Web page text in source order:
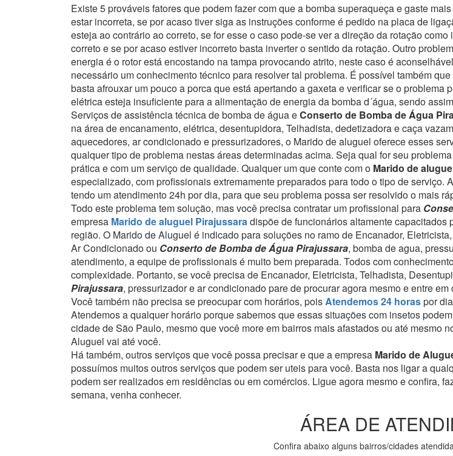
Existe 5 prováveis fatores que podem fazer com que a bomba superaqueça e gaste
estar incorreta, se por acaso tiver siga as instruções conforme é pedido na placa de
esteja ao contrário ao correto, se for esse o caso pode-se ver a direção da rotação
correto e se por acaso estiver incorreto basta inverter o sentido da rotação. Outro
energia é o rotor está encostando na tampa provocando atrito, neste caso é
necessário um conhecimento técnico para resolver tal problema. É possível também
basta afrouxar um pouco a porca que está apertando a gaxeta e verificar se o
elétrica esteja insuficiente para a alimentação de energia da bomba d´água, sendo
Serviços de assistência técnica de bomba de água eConserto de Bomba de Água
na área de encanamento, elétrica, desentupidora, Telhadista, dedetizadora e caça
aquecedores, ar condicionado e pressurizadores, o Marido de aluguel oferece esses
qualquer tipo de problema nestas áreas determinadas acima. Seja qual for seu
prática e com um serviço de qualidade. Qualquer um que conte com o Marido de
especializado, com profissionais extremamente preparados para todo o tipo de serviço.
tendo um atendimento 24h por dia, para que seu problema possa ser resolvido o mais
Todo este problema tem solução, mas você precisa contratar um profissional para
empresa Marido de aluguel Pirajussaradispõe de funcionários altamente
região. O Marido de Aluguel é indicado para soluções no ramo de Encanador,
Ar Condicionado ou Conserto de Bomba de Água Pirajussara, bomba de agua,
atendimento, a equipe de profissionais é muito bem preparada. Todos com
complexidade. Portanto, se você precisa de Encanador, Eletricista, Telhadista,
Pirajussara, pressurizador e ar condicionado pare de procurar agora mesmo e entre
Você também não precisa se preocupar com horários, poisAtendemos 24 horaspor
Atendemos a qualquer horário porque sabemos que essas situações com insetos
cidade de São Paulo, mesmo que você more em bairros mais afastados ou até mesmo
Aluguel vai até você.
Há também, outros serviços que você possa precisar e que a empresa Marido de
possuímos muitos outros serviços que podem ser uteis para você. Basta nos ligar a
podem ser realizados em residências ou em comércios. Ligue agora mesmo e confira,
semana, venha conhecer.
ÁREA DE
Confira abaixo alguns bairros/cidades